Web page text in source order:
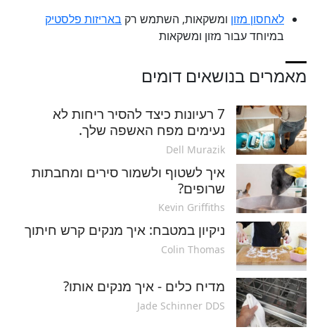
לאחסון מזון ומשקאות, השתמש רק באריזות פלסטיק
במיוחד עבור מזון ומשקאות
מאמרים בנושאים דומים
7 רעיונות כיצד להסיר ריחות לא
נעימים מפח האשפה שלך.
Dell Murazik
איך לשטוף ולשמור סירים ומחבתות
שרופים?
Kevin Griffiths
ניקיון במטבח: איך מנקים קרש חיתוך
Colin Thomas
מדיח כלים - איך מנקים אותו?
Jade Schinner DDS